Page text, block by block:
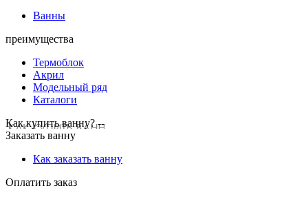
Ванны
преимущества
Термоблок
Акрил
Модельный ряд
Каталоги
Как купить ванну? --
Заказать ванну
Как заказать ванну
Оплатить заказ